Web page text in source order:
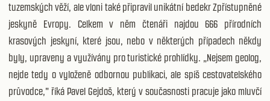
tuzemských věží, ale vloni také připravil unikátní bedekr Zpřístupněné
jeskyně Evropy. Celkem v něm čtenáři najdou 666 přírodních
krasových jeskyní, které jsou, nebo v některých případech někdy
byly, upraveny a využívány pro turistické prohlídky. „Nejsem geolog,
nejde tedy o vyloženě odbornou publikaci, ale spíš cestovatelského
průvodce," říká Pavel Gejdoš, který v současnosti pracuje jako mluvčí